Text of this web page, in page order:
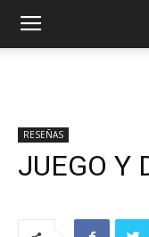
RESEÑAS
JUEGO Y